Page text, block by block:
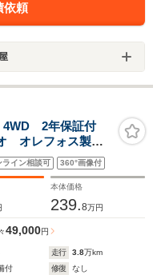
依頼
4WD 2年保証付
オレフォス製ク
シート シートヒ
トウッドパネ
ライン相談可 360°画像付
本体価格
239.8万円
49,000円
走行 3.8万km
付 修復
なし